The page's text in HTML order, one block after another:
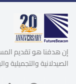
إن هدفنا هو تقديم
الصيدلانية والتجميلية